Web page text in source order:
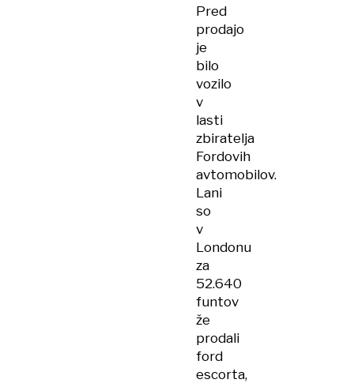
Pred
prodajo
je
bilo
vozilo
v
lasti
zbiratelja
Fordovih
avtomobilov.
Lani
so
v
Londonu
za
52.640
funtov
že
prodali
ford
escorta,